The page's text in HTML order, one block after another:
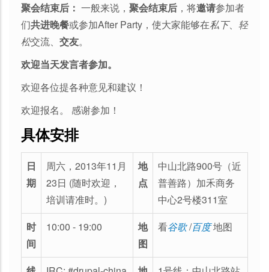
聚会结束后： 一般来说， 聚会结束后 ，将邀请参加者
们共进晚餐或参加After Party，使大家能够在私下、 轻
松交流、 交友。
欢迎当天发言者参加。
欢迎各位提各种意见和建议！
欢迎报名。 感谢参加！
具体安排
日
期
周六，2013年11月
23日 (随时欢迎，
培训请准时。)
地
点
中山北路900号（近
普善路）加禾商务
中心2号楼311室
时
间
10:00 - 19:00
地
图
看谷歌/百度地图